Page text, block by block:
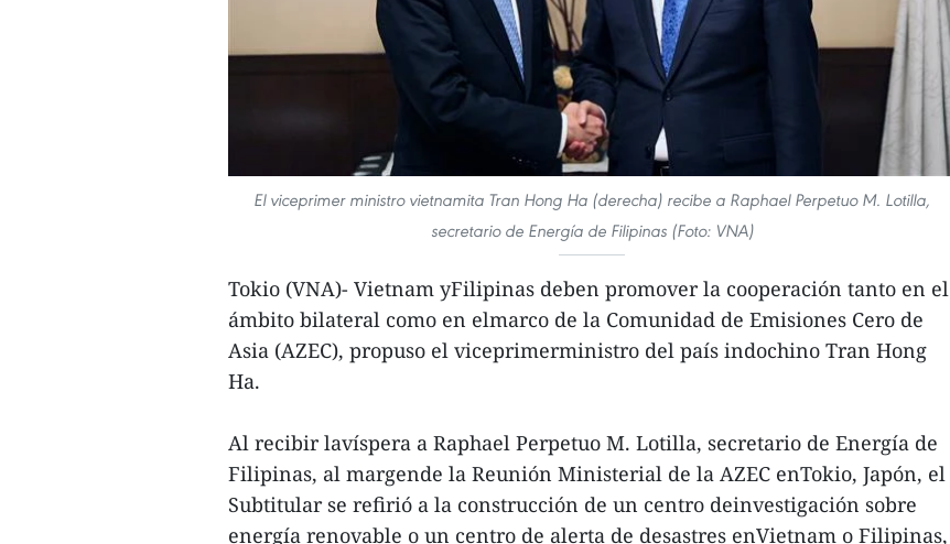
El viceprimer ministro vietnamita Tran Hong Ha (derecha) recibe a Raphael Perpetuo M. Lotilla,
secretario de Energía de Filipinas (Foto: VNA)
Tokio (VNA)- Vietnam yFilipinas deben promover la cooperación tanto en el
ámbito bilateral como en elmarco de la Comunidad de Emisiones Cero de
Asia (AZEC), propuso el viceprimerministro del país indochino Tran Hong
Ha.
Al recibir lavíspera a Raphael Perpetuo M. Lotilla, secretario de Energía de
Filipinas, al margende la Reunión Ministerial de la AZEC enTokio, Japón, el
Subtitular se refirió a la construcción de un centro deinvestigación sobre
energía renovable o un centro de alerta de desastres enVietnam o Filipinas,